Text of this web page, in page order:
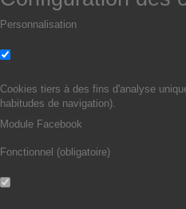
Personnalisation
Cookies tiers à des fins d'analyse
habitudes de navigation).
Module Facebook
Fonctionnel (obligatoire)